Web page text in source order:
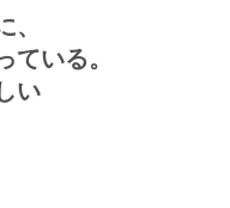
、
ている。
い